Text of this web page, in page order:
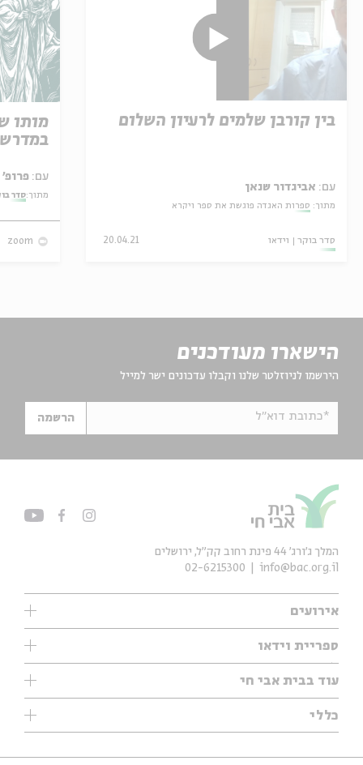
בין קורבן שלמים לרעיון השלום
עם: אביגדור שנאן
מתוך: ספרות האגדה פוגשת את ספר ויקרא
סדר בוקר וידאו 20.04.21
מותו
עם: פרופ' אביגדור שנאן
מתוך:סדר
zoom
הישארו מעודכנים
הירשמו לניוזלטר שלנו וקבלו עדכונים ישר למייל
*כתובת דוא"ל הרשמה
אירועים
עיון
אנגלית
נוער
סדרות
ספריית וידאו
ילדים
מוזיקה
עיון
מיוחדים
עוד בבית אבי חי
תערוכות
מיוחדים
כללי
אודות
המלך ג'ורג' 44 פינת רחוב קק״ל, ירושלים
info@bac.org.il
02-6215300